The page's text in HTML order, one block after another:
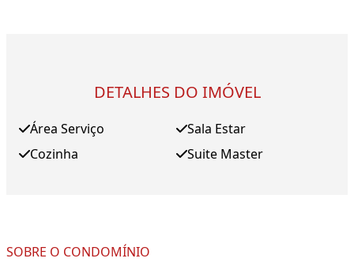
DETALHES DO IMÓVEL
Área Serviço
Cozinha
Sala Estar
Suite Master
SOBRE O CONDOMÍNIO